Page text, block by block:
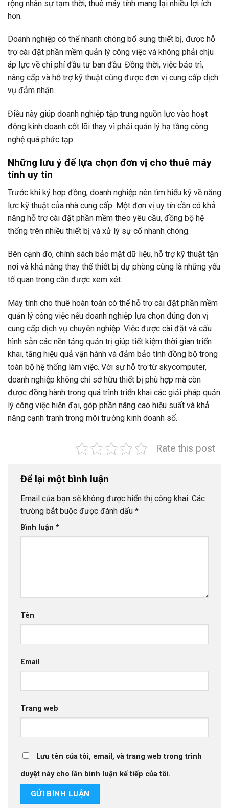
rộng nhân sự tạm thời, thuê máy tính mang lại nhiều lợi ích
hơn.
Doanh nghiệp có thể nhanh chóng bổ sung thiết bị, được hỗ
trợ cài đặt phần mềm quản lý công việc và không phải chịu
áp lực về chi phí đầu tư ban đầu. Đồng thời, việc bảo trì,
nâng cấp và hỗ trợ kỹ thuật cũng được đơn vị cung cấp dịch
vụ đảm nhận.
Điều này giúp doanh nghiệp tập trung nguồn lực vào hoạt
động kinh doanh cốt lõi thay vì phải quản lý hạ tầng công
nghệ quá phức tạp.
Những lưu ý để lựa chọn đơn vị cho thuê máy
tính uy tín
Trước khi ký hợp đồng, doanh nghiệp nên tìm hiểu kỹ về năng
lực kỹ thuật của nhà cung cấp. Một đơn vị uy tín cần có khả
năng hỗ trợ cài đặt phần mềm theo yêu cầu, đồng bộ hệ
thống trên nhiều thiết bị và xử lý sự cố nhanh chóng.
Bên cạnh đó, chính sách bảo mật dữ liệu, hỗ trợ kỹ thuật tận
nơi và khả năng thay thế thiết bị dự phòng cũng là những yếu
tố quan trọng cần được xem xét.
Máy tính cho thuê hoàn toàn có thể hỗ trợ cài đặt phần mềm
quản lý công việc nếu doanh nghiệp lựa chọn đúng đơn vị
cung cấp dịch vụ chuyên nghiệp. Việc được cài đặt và cấu
hình sẵn các nền tảng quản trị giúp tiết kiệm thời gian triển
khai, tăng hiệu quả vận hành và đảm bảo tính đồng bộ trong
toàn bộ hệ thống làm việc. Với sự hỗ trợ từ skycomputer,
doanh nghiệp không chỉ sở hữu thiết bị phù hợp mà còn
được đồng hành trong quá trình triển khai các giải pháp quản
lý công việc hiện đại, góp phần nâng cao hiệu suất và khả
năng cạnh tranh trong môi trường kinh doanh số.
Rate this post
Để lại một bình luận
Email của bạn sẽ không được hiển thị công khai. Các
trường bắt buộc được đánh dấu *
Bình luận *
Tên
Email
Trang web
Lưu tên của tôi, email, và trang web trong trình
duyệt này cho lần bình luận kế tiếp của tôi.